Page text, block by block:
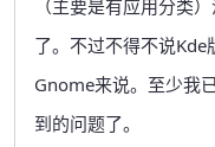
（主要是有应用分类
了。不过不得不说
Gnome来说。至少我
到的问题了。